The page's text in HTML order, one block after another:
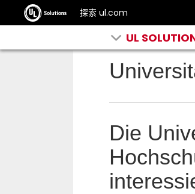
探索 ul.com
UL
Die